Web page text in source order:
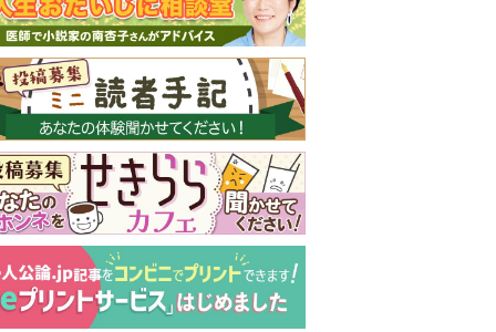
号 好評発売中！
実家の処分から終
の棲家までどうす
る？60代からの家
モンダイ
最新号